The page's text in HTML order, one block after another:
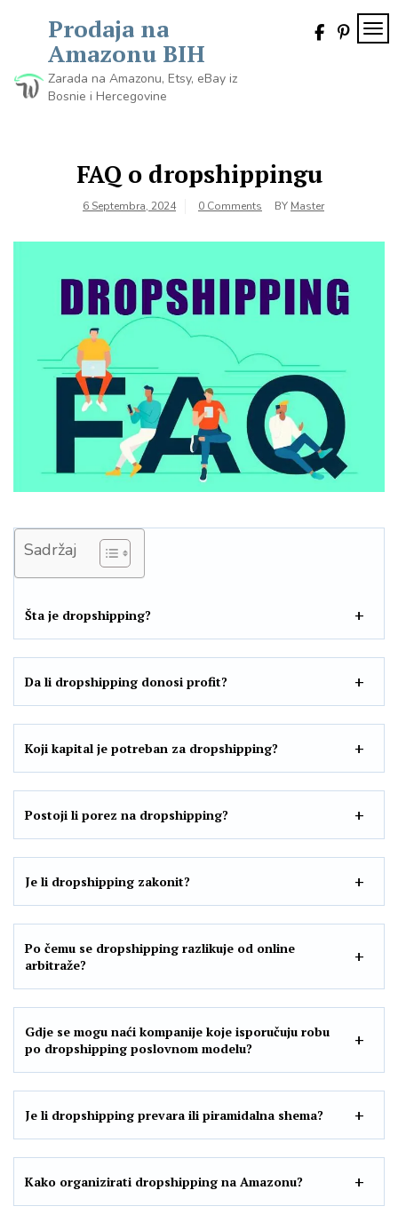
Prodaja na
Amazonu BIH
Zarada na Amazonu, Etsy, eBay iz
Bosnie i Hercegovine
FAQ o dropshippingu
6 Septembra, 2024 0 Comments BY Master
Sadržaj
Šta je dropshipping?
Da li dropshipping donosi profit?
Koji kapital je potreban za dropshipping?
Postoji li porez na dropshipping?
Je li dropshipping zakonit?
Po čemu se dropshipping razlikuje od online
arbitraže?
Gdje se mogu naći kompanije koje isporučuju robu
po dropshipping poslovnom modelu?
Je li dropshipping prevara ili piramidalna shema?
Kako organizirati dropshipping na Amazonu?